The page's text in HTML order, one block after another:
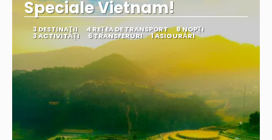
Speciale Vietnam!
3 DESTINAŢII 4 REȚEA DE TRANSPORT 8 NOPȚI
3 ACTIVITĂȚI 6 TRANSFERURI 1 ASIGURĂRI